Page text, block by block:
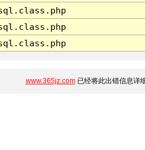
www.365jz.com已经将此出错信息详